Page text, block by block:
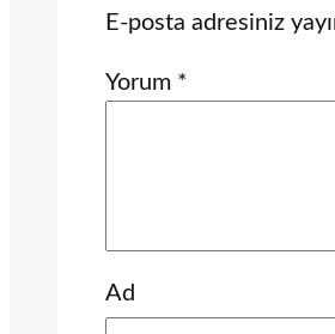
E-posta adresiniz
Yorum *
Ad